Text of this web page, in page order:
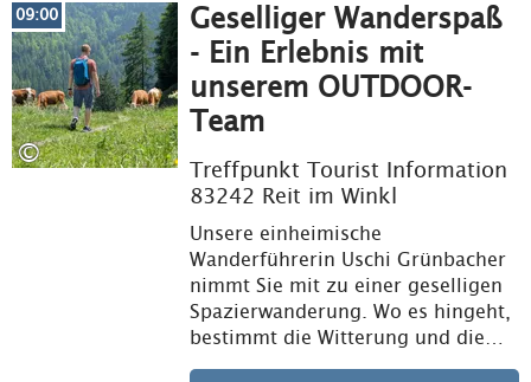
©
Geselliger Wanderspaß
- Ein Erlebnis mit
unserem OUTDOOR-
Team
Treffpunkt Tourist Information
83242 Reit im Winkl
Unsere einheimische
Wanderführerin Uschi Grünbacher
nimmt Sie mit zu einer geselligen
Spazierwanderung. Wo es hingeht,
bestimmt die Witterung und die…
09:00